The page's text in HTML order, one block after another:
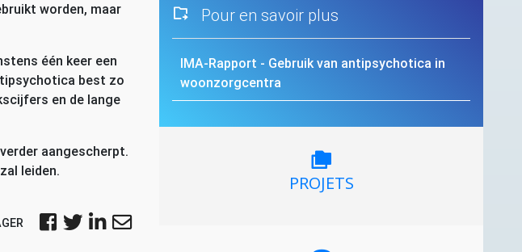
worden, maar
één keer een
best zo
en de lange
aangescherpt.
leiden.
Pour en savoir plus
IMA-Rapport - Gebruik van antipsychotica in
woonzorgcentra
PROJETS